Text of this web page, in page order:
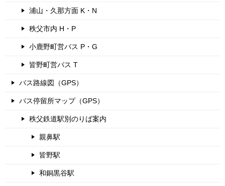
浦山・久那方面 K・N
秩父市内 H・P
小鹿野町営バス P・G
皆野町営バス T
バス路線図（GPS）
バス停留所マップ（GPS）
秩父鉄道駅別のりば案内
親鼻駅
皆野駅
和銅黒谷駅